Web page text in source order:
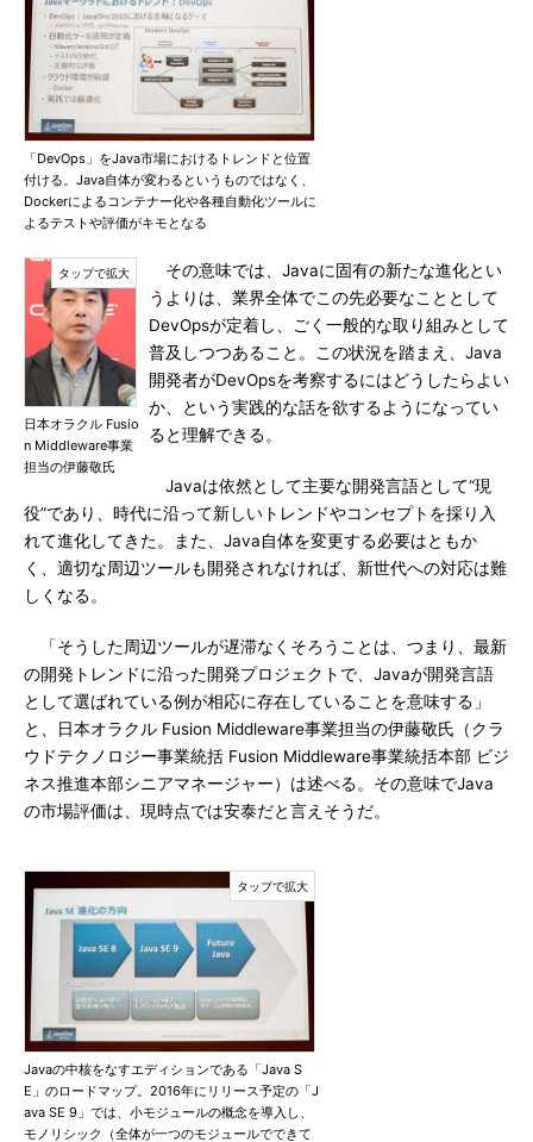
「DevOps」をJava市場におけるトレンドと位置
付ける。Java自体が変わるというものではなく、
Dockerによるコンテナー化や各種自動化ツールに
よるテストや評価がキモとなる
日本オラクル Fusio
n Middleware事業
担当の伊藤敬氏
その意味では、Javaに固有の新たな進化とい
うよりは、業界全体でこの先必要なこととして
DevOpsが定着し、ごく一般的な取り組みとして
普及しつつあること。この状況を踏まえ、Java
開発者がDevOpsを考察するにはどうしたらよい
か、という実践的な話を欲するようになってい
ると理解できる。
Javaは依然として主要な開発言語として“現
役”であり、時代に沿って新しいトレンドやコンセプトを採り入
れて進化してきた。また、Java自体を変更する必要はともか
く、適切な周辺ツールも開発されなければ、新世代への対応は難
しくなる。
「そうした周辺ツールが遅滞なくそろうことは、つまり、最新
の開発トレンドに沿った開発プロジェクトで、Javaが開発言語
として選ばれている例が相応に存在していることを意味する」
と、日本オラクル Fusion Middleware事業担当の伊藤敬氏（クラ
ウドテクノロジー事業統括 Fusion Middleware事業統括本部 ビジ
ネス推進本部シニアマネージャー）は述べる。その意味でJava
の市場評価は、現時点では安泰だと言えそうだ。
Javaの中核をなすエディションである「Java S
E」のロードマップ。2016年にリリース予定の「J
ava SE 9」では、小モジュールの概念を導入し、
モノリシック（全体が一つのモジュールでできて